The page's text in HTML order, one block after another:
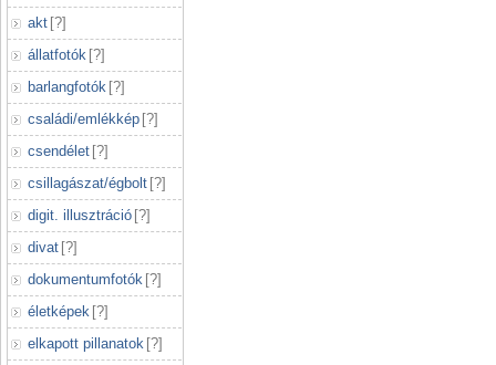
akt [?]
állatfotók [?]
barlangfotók [?]
családi/emlékkép [?]
csendélet [?]
csillagászat/égbolt [?]
digit. illusztráció [?]
divat [?]
dokumentumfotók [?]
életképek [?]
elkapott pillanatok [?]